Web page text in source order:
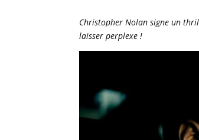
Christopher Nolan signe un
laisser perplexe !